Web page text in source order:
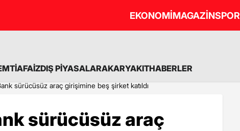
EKONOMİMAGAZİNSPOR
FAİZDIŞ PİYASALARAKARYAKITHABERLER
sürücüsüz araç girişimine beş şirket katıldı
sürücüsüz araç